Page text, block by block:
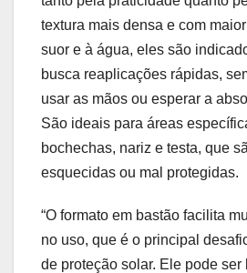
textura mais densa e com
suor e à água, eles são
busca reaplicações rápidas,
usar as mãos ou esperar a
São ideais para áreas
bochechas, nariz e testa, que
esquecidas ou mal protegidas.
“O formato em bastão facilita
no uso, que é o principal
de proteção solar. Ele pode ser